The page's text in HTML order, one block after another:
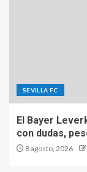
SEVILLA FC
El Bayer
con dudas,
8 agosto, 2026